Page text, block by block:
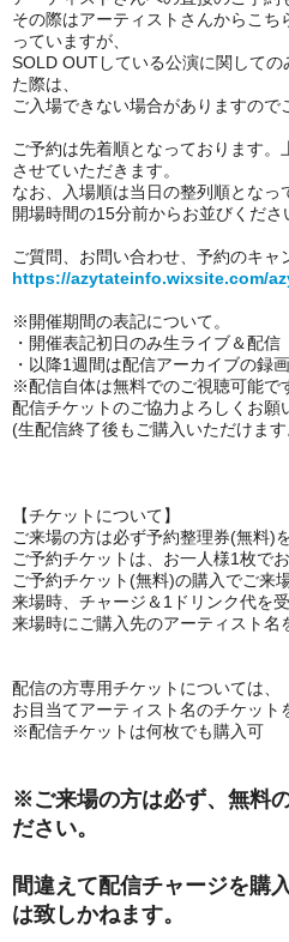
その際はアーティストさんからこ
っていますが、
SOLD OUTしている公演に関しての
た際は、
ご入場できない場合がありますので
ご予約は先着順となっております。
させていただきます。
なお、入場順は当日の整列順となっ
開場時間の15分前からお並びくださ
ご質問、お問い合わせ、予約のキャ
https://azytateinfo.wixsite.com/
※開催期間の表記について。
・開催表記初日のみ生ライブ＆配信
・以降1週間は配信アーカイブの録
※配信自体は無料でのご視聴可能で
配信チケットのご協力よろしくお願
(生配信終了後もご購入いただけま
【チケットについて】
ご来場の方は必ず予約整理券(無料)
ご予約チケットは、お一人様1枚で
ご予約チケット(無料)の購入でご来
来場時、チャージ＆1ドリンク代を
来場時にご購入先のアーティスト名
配信の方専用チケットについては、
お目当てアーティスト名のチケット
※配信チケットは何枚でも購入可
※ご来場の方は必ず、無料
ださい。
間違えて配信チャージを購
は致しかねます。